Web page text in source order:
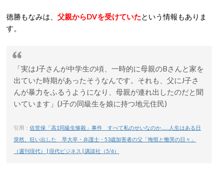
徳勝もなみは、 父親からDVを受けていたという情報もありま
す。
「実はJ子さんが中学生の頃、一時的に母親のBさんと家を
出ていた時期があったそうなんです。それも、父にJ子さ
んが暴力をふるうようになり、母親が連れ出したのだと聞
いています」(J子の同級生を娘に持つ地元住民)
引用： 佐世保「高1同級生惨殺」事件 すべて私のせいなのか……人生はある日
突然、狂い出した 早大卒・弁護士・53歳加害者の父「悔恨と慟哭の日々」
（週刊現代） | 現代ビジネス | 講談社（5/6）